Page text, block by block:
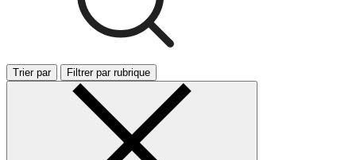
Trier par Filtrer par rubrique